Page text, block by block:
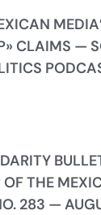
CLAIMS —
OF THE
283 —